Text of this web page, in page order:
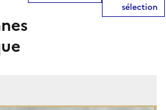
sélection